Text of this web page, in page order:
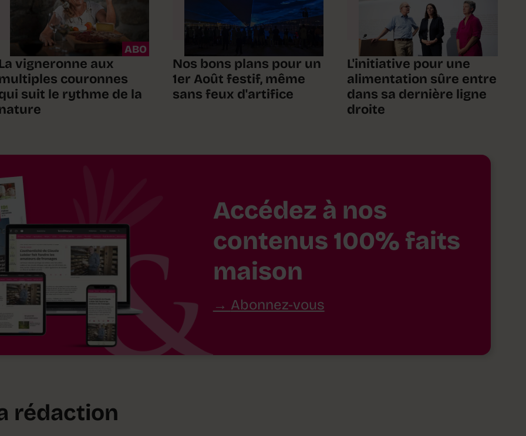
ABO
La vigneronne aux
couronnes
suit le rythme de la
Nos bons plans pour un
1er Août festif, même
sans feux d'artifice
L'initiative pour une
alimentation sûre entre
dans sa dernière ligne
droite
Accédez à nos
contenus 100% faits
maison
Abonnez-vous
rédaction